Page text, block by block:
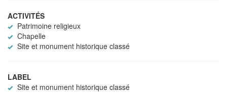
ACTIVITÉS
Patrimoine religieux
Chapelle
Site et monument historique classé
LABEL
Site et monument historique classé